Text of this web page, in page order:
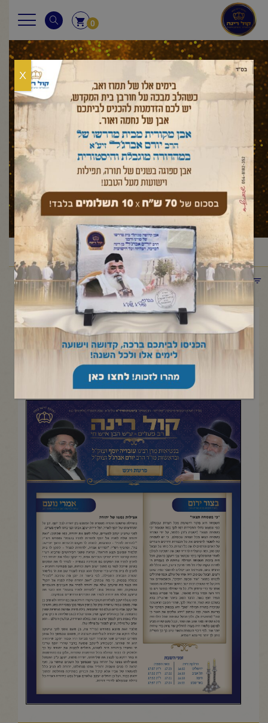
0
עלון לשבת
ראשי/ עלון לשבת /בראשית/ויגש/פרשת ויגש
תפריט קטגוריות
פרשת ויגש
ינואר 2, 2025
העלון השבועי מישיבת "קול רינה- רב פעלים" |טבת תשפ"ה
להדפסה והורדה בקובץ pdf לחץ כאן>
X